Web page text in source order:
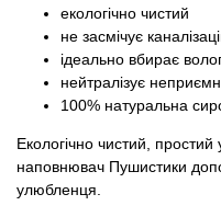
екологічно чистий
не засмічує
ідеально вбирає
нейтралізує
100% натуральна
Екологічно чистий, простий
наповнювач Пушистики
улюбленця.
Популярні зоотоварі
Архів / Знято з